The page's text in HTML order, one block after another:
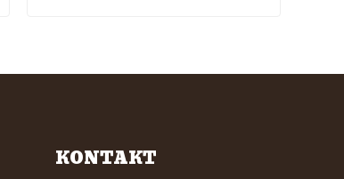
KONTAKT